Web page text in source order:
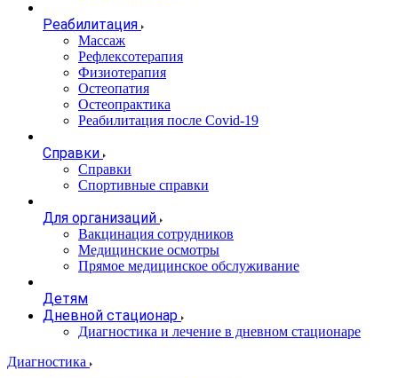
Реабилитация
Массаж
Рефлексотерапия
Физиотерапия
Остеопатия
Остеопрактика
Реабилитация после Covid-19
Справки
Справки
Спортивные справки
Для организаций
Вакцинация сотрудников
Медицинские осмотры
Прямое медицинское обслуживание
Детям
Дневной стационар
Диагностика и лечение в дневном стационаре
Диагностика